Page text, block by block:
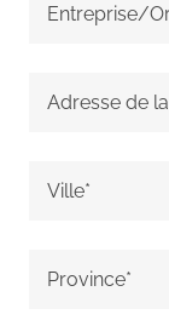
Entreprise/
Adresse de
Ville*
Province*